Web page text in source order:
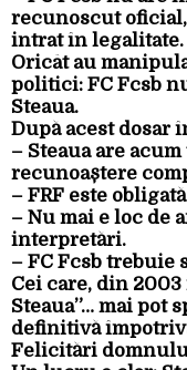
recunoscut oficial,
intrat în legalitate.
Oricât au
politici: FC Fcsb
Steaua.
După acest dosar
– Steaua are
recunoaștere
– FRF este
– Nu mai e loc de
interpretări.
– FC Fcsb trebuie
Cei care, din
Steaua”… mai pot
definitivă
Felicitări